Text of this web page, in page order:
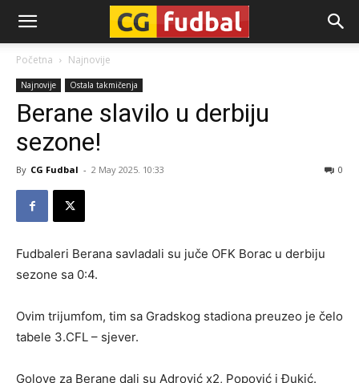
CG-
Fudbal
Početna Najnovije
Najnovije Ostala takmičenja
Berane slavilo u derbiju
sezone!
By CG Fudbal - 2 May 2025. 10:33 0
Fudbaleri Berana savladali su juče OFK Borac u derbiju
sezone sa 0:4.
Ovim trijumfom, tim sa Gradskog stadiona preuzeo je čelo
tabele 3.CFL – sjever.
Golove za Berane dali su Adrović x2, Popović i Đukić.